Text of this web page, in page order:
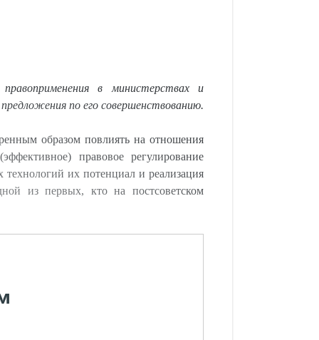
в министерствах и
по его совершенствованию.
образом повлиять на отношения
правовое регулирование
их потенциал и реализация
из первых, кто на постсоветском